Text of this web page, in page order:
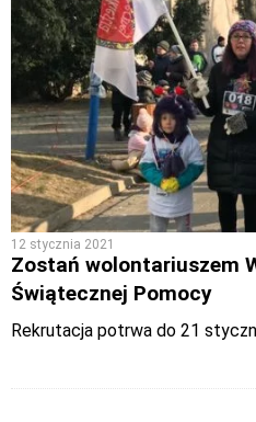
12 stycznia 2021
Zostań wolontariuszem
Świątecznej Pomocy
Rekrutacja potrwa do 21